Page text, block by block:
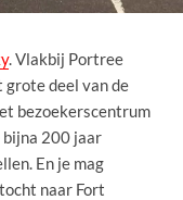
. Vlakbij Portree
grote deel van de
bezoekerscentrum
bijna 200 jaar
En je mag
naar Fort